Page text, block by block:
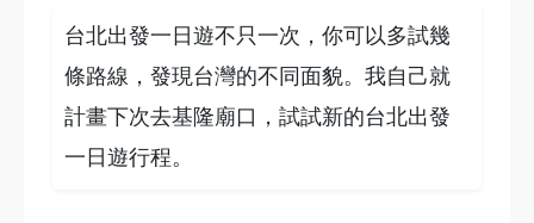
台北出發一日遊不只一次，你可以多試幾
條路線，發現台灣的不同面貌。我自己就
計畫下次去基隆廟口，試試新的台北出發
一日遊行程。